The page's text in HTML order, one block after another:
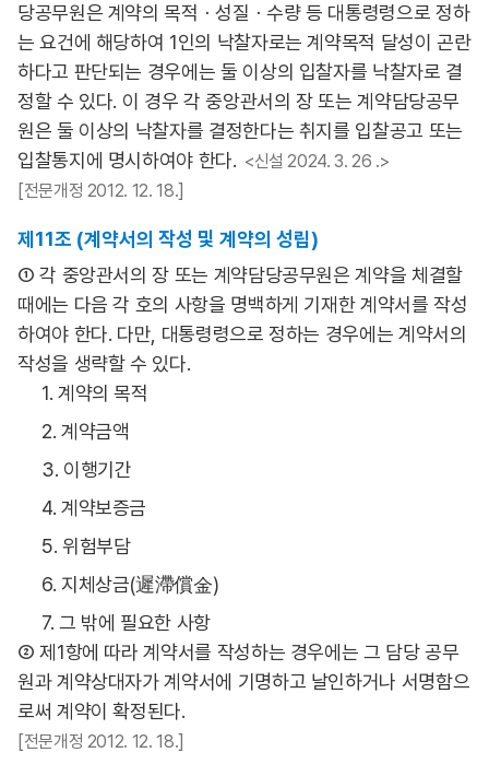
당공무원은 계약의 목적ㆍ성질ㆍ수량 등 대통령령으로 정하
는 요건에 해당하여 1인의 낙찰자로는 계약목적 달성이 곤란
하다고 판단되는 경우에는 둘 이상의 입찰자를 낙찰자로 결
정할 수 있다. 이 경우 각 중앙관서의 장 또는 계약담당공무
원은 둘 이상의 낙찰자를 결정한다는 취지를 입찰공고 또는
입찰통지에 명시하여야 한다. <신설 2024. 3. 26 .>
[전문개정 2012. 12. 18.]
제11조 (계약서의 작성 및 계약의 성립)
① 각 중앙관서의 장 또는 계약담당공무원은 계약을 체결할
때에는 다음 각 호의 사항을 명백하게 기재한 계약서를 작성
하여야 한다. 다만, 대통령령으로 정하는 경우에는 계약서의
작성을 생략할 수 있다.
1. 계약의 목적
2. 계약금액
3. 이행기간
4. 계약보증금
5. 위험부담
6. 지체상금(遲滯償金)
7. 그 밖에 필요한 사항
② 제1항에 따라 계약서를 작성하는 경우에는 그 담당 공무
원과 계약상대자가 계약서에 기명하고 날인하거나 서명함으
로써 계약이 확정된다.
[전문개정 2012. 12. 18.]